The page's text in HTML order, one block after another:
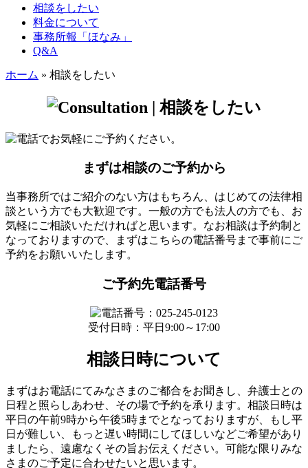
相談をしたい
料金について
事務所報「ほなみ」
Q&A
ホーム » 相談をしたい
まずは相談のご予約から
当事務所ではご紹介のない方はもちろん、はじめての法律相
談という方でも大歓迎です。一般の方でも法人の方でも、お
気軽にご相談いただければと思います。なお相談は予約制と
なっておりますので、まずはこちらの電話番号まで事前にご
予約をお願いいたします。
ご予約先電話番号
受付日時：平日9:00～17:00
相談日時について
まずはお電話にてみなさまのご都合をお聞きし、弁護士との
日程と照らしあわせ、その場で予約を承ります。相談日時は
平日の午前9時から午後5時までとなっておりますが、もし平
日が難しい、もっと遅い時間にしてほしいなどご希望があり
ましたら、遠慮なくその旨お伝えください。可能な限りみな
さまのご予定に合わせたいと思います。